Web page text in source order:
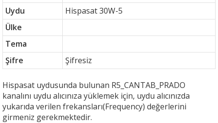
Uydu
Hispasat 30W-5
Ülke
Tema
Şifre
Şifresiz
Hispasat uydusunda bulunan R5_CANTAB_PRADO
kanalını uydu alıcınıza yüklemek için, uydu alıcınızda
yukarıda verilen frekansları(Frequency) değerlerini
girmeniz gerekmektedir.